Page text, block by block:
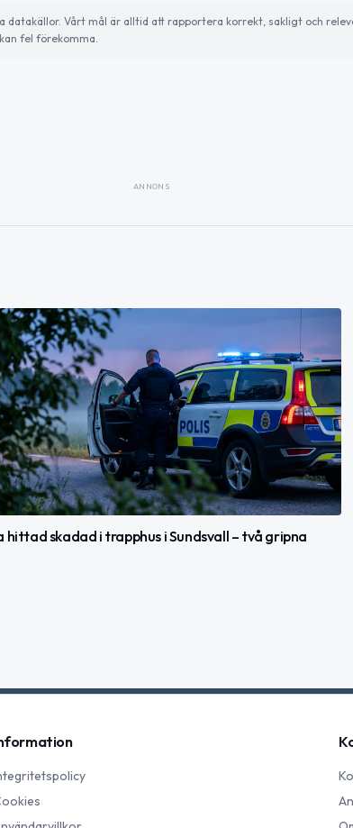
Vårt mål är alltid att rapportera korrekt, sakligt och
fel förekomma.
ANNONS
hittad skadad i trapphus i Sundsvall – två gripna